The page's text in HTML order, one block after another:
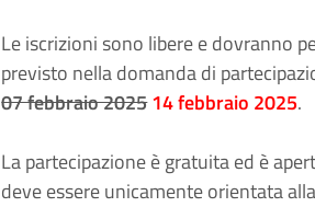
Le iscrizioni sono libere e dovranno
previsto nella domanda di
07 febbraio 202514 febbraio 2025.
La partecipazione è gratuita ed è
deve essere unicamente orientata